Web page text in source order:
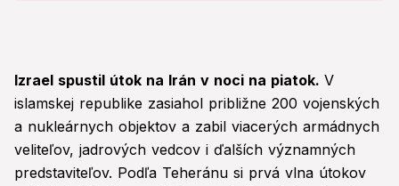
Izrael spustil útok na Irán v noci na piatok. V
islamskej republike zasiahol približne 200 vojenských
a nukleárnych objektov a zabil viacerých armádnych
veliteľov, jadrových vedcov i ďalších významných
predstaviteľov. Podľa Teheránu si prvá vlna útokov